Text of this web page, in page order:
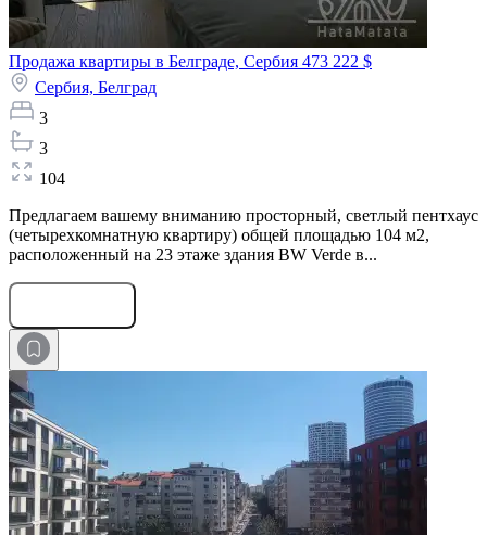
Продажа квартиры в Белграде, Сербия 473 222 $
Сербия, Белград
3
3
104
Предлагаем вашему вниманию просторный, светлый пентхаус
(четырехкомнатную квартиру) общей площадью 104 м2,
расположенный на 23 этаже здания BW Verde в...